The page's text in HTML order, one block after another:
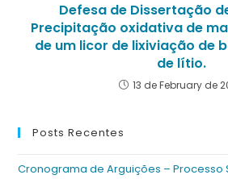
Defesa de Dissertação
Precipitação oxidativa de
de um licor de lixiviação de
de lítio.
13 de February de
Posts Recentes
Cronograma de Arguições – Processo